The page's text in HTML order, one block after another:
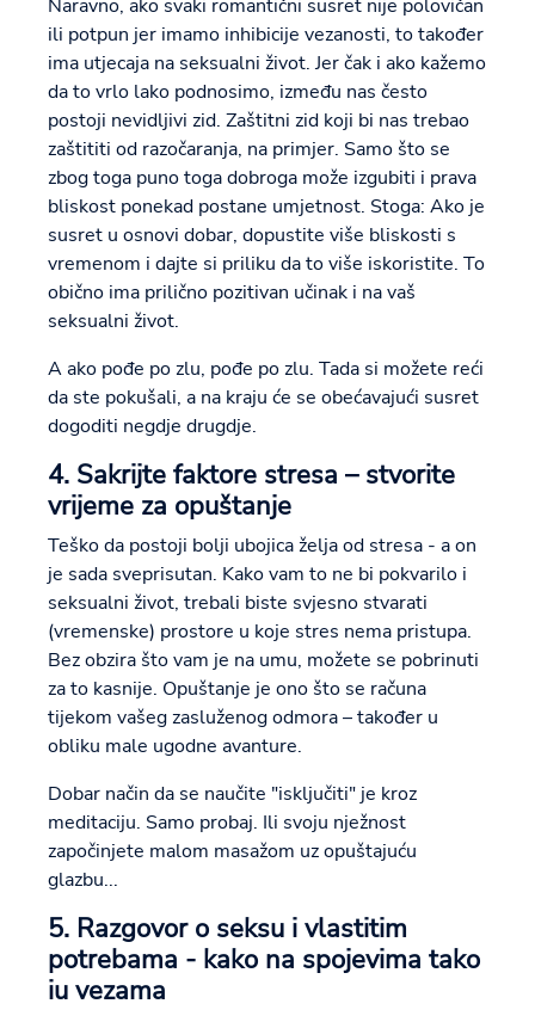
Naravno, ako svaki romantični susret nije polovičan
ili potpun jer imamo inhibicije vezanosti, to također
ima utjecaja na seksualni život. Jer čak i ako kažemo
da to vrlo lako podnosimo, između nas često
postoji nevidljivi zid. Zaštitni zid koji bi nas trebao
zaštititi od razočaranja, na primjer. Samo što se
zbog toga puno toga dobroga može izgubiti i prava
bliskost ponekad postane umjetnost. Stoga: Ako je
susret u osnovi dobar, dopustite više bliskosti s
vremenom i dajte si priliku da to više iskoristite. To
obično ima prilično pozitivan učinak i na vaš
seksualni život.
A ako pođe po zlu, pođe po zlu. Tada si možete reći
da ste pokušali, a na kraju će se obećavajući susret
dogoditi negdje drugdje.
4. Sakrijte faktore stresa – stvorite
vrijeme za opuštanje
Teško da postoji bolji ubojica želja od stresa - a on
je sada sveprisutan. Kako vam to ne bi pokvarilo i
seksualni život, trebali biste svjesno stvarati
(vremenske) prostore u koje stres nema pristupa.
Bez obzira što vam je na umu, možete se pobrinuti
za to kasnije. Opuštanje je ono što se računa
tijekom vašeg zasluženog odmora – također u
obliku male ugodne avanture.
Dobar način da se naučite "isključiti" je kroz
meditaciju. Samo probaj. Ili svoju nježnost
započinjete malom masažom uz opuštajuću
glazbu...
5. Razgovor o seksu i vlastitim
potrebama - kako na spojevima tako
iu vezama